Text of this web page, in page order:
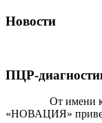
Новости
ПЦР-
От имени
«НОВАЦИЯ»